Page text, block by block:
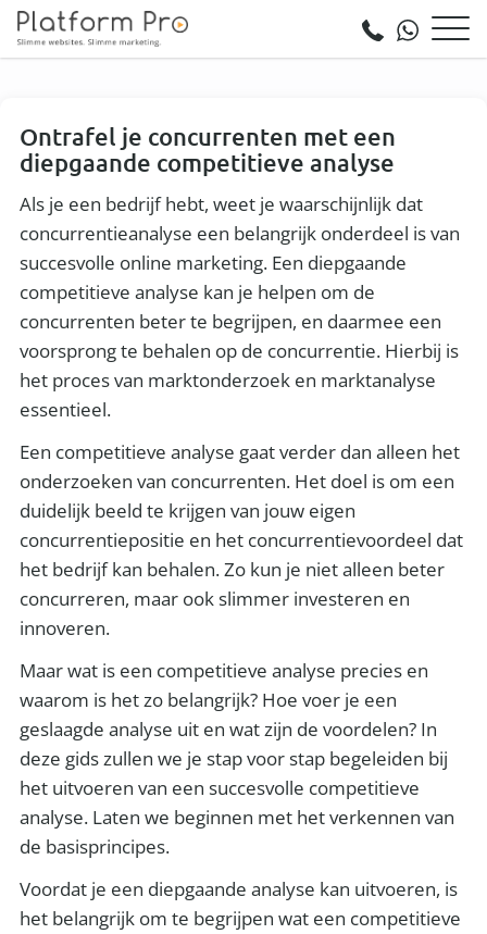
Ontrafel je concurrenten met een
diepgaande competitieve analyse
Als je een bedrijf hebt, weet je waarschijnlijk dat
concurrentieanalyse een belangrijk onderdeel is van
succesvolle online marketing. Een diepgaande
competitieve analyse kan je helpen om de
concurrenten beter te begrijpen, en daarmee een
voorsprong te behalen op de concurrentie. Hierbij is
het proces van marktonderzoek en marktanalyse
essentieel.
Een competitieve analyse gaat verder dan alleen het
onderzoeken van concurrenten. Het doel is om een
duidelijk beeld te krijgen van jouw eigen
concurrentiepositie en het concurrentievoordeel dat
het bedrijf kan behalen. Zo kun je niet alleen beter
concurreren, maar ook slimmer investeren en
innoveren.
Maar wat is een competitieve analyse precies en
waarom is het zo belangrijk? Hoe voer je een
geslaagde analyse uit en wat zijn de voordelen? In
deze gids zullen we je stap voor stap begeleiden bij
het uitvoeren van een succesvolle competitieve
analyse. Laten we beginnen met het verkennen van
de basisprincipes.
Voordat je een diepgaande analyse kan uitvoeren, is
het belangrijk om te begrijpen wat een competitieve